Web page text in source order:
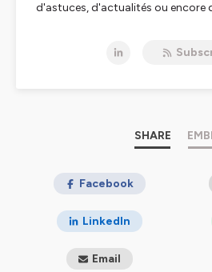
d'astuces, d'actualités ou encore
responsable de formation.
Hébergé par Ausha. Visitez
pour plus
SHARE
Facebook
LinkedIn
Email